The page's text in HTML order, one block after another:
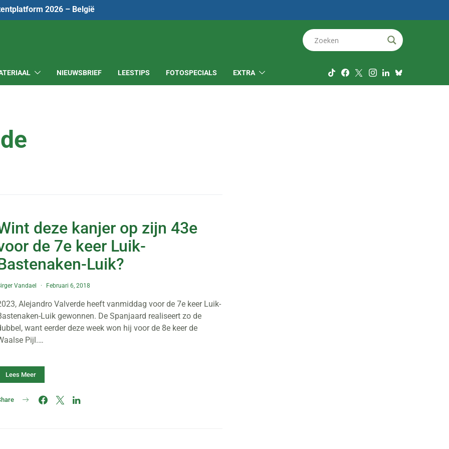
2026 – België
NIEUWSBRIEF LEESTIPS FOTOSPECIALS EXTRA
deze kanjer op zijn 43e
de 7e keer Luik-
Luik?
Vandael Februari 6, 2018
Alejandro Valverde heeft vanmiddag voor de 7e keer Luik-
Luik gewonnen. De Spanjaard realiseert zo de
want eerder deze week won hij voor de 8e keer de
Pijl.…
Lees Meer